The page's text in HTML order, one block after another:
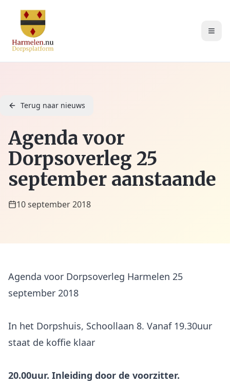
Terug naar nieuws
Agenda voor
Dorpsoverleg 25
september aanstaande
10 september 2018
Agenda voor Dorpsoverleg Harmelen 25
september 2018
In het Dorpshuis, Schoollaan 8. Vanaf 19.30uur
staat de koffie klaar
20.00uur. Inleiding door de voorzitter.